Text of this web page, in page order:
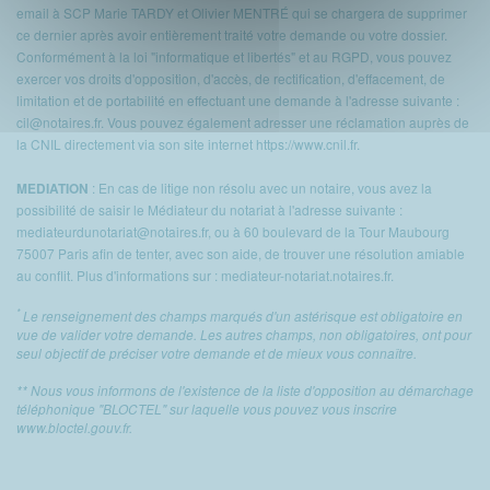
email à SCP Marie TARDY et Olivier MENTRÉ qui se chargera de supprimer
ce dernier après avoir entièrement traité votre demande ou votre dossier.
Conformément à la loi "informatique et libertés" et au RGPD, vous pouvez
exercer vos droits d'opposition, d'accès, de rectification, d'effacement, de
limitation et de portabilité en effectuant une demande à l'adresse suivante :
cil@notaires.fr. Vous pouvez également adresser une réclamation auprès de
la CNIL directement via son site internet https://www.cnil.fr.
MEDIATION : En cas de litige non résolu avec un notaire, vous avez la
possibilité de saisir le Médiateur du notariat à l'adresse suivante :
mediateurdunotariat@notaires.fr, ou à 60 boulevard de la Tour Maubourg
75007 Paris afin de tenter, avec son aide, de trouver une résolution amiable
au conflit. Plus d'informations sur : mediateur-notariat.notaires.fr.
* Le renseignement des champs marqués d'un astérisque est obligatoire en
vue de valider votre demande. Les autres champs, non obligatoires, ont pour
seul objectif de préciser votre demande et de mieux vous connaître.
** Nous vous informons de l'existence de la liste d'opposition au démarchage
téléphonique "BLOCTEL" sur laquelle vous pouvez vous inscrire
www.bloctel.gouv.fr.